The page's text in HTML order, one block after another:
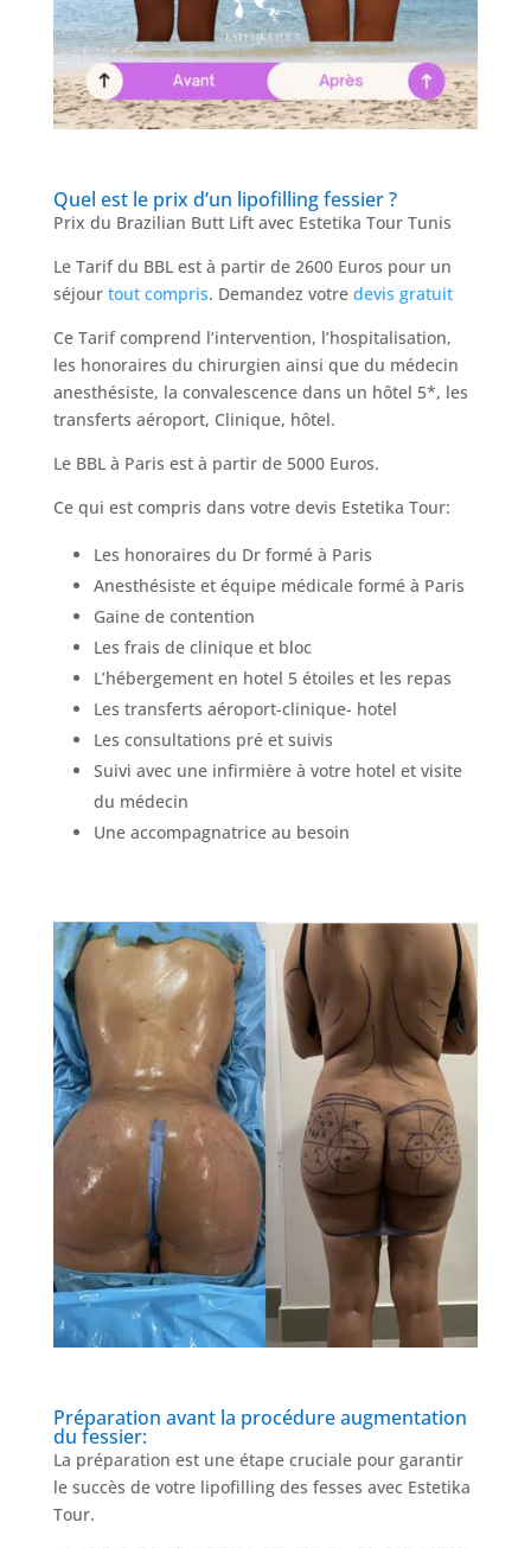
Quel est le prix d’un lipofilling fessier ?
Prix du Brazilian Butt Lift avec Estetika Tour Tunis
Le Tarif du BBL est à partir de 2600 Euros pour un
séjour tout compris. Demandez votre devis gratuit
Ce Tarif comprend l’intervention, l’hospitalisation,
les honoraires du chirurgien ainsi que du médecin
anesthésiste, la convalescence dans un hôtel 5*, les
transferts aéroport, Clinique, hôtel.
Le BBL à Paris est à partir de 5000 Euros.
Ce qui est compris dans votre devis Estetika Tour:
Les honoraires du Dr formé à Paris
Anesthésiste et équipe médicale formé à Paris
Gaine de contention
Les frais de clinique et bloc
L’hébergement en hotel 5 étoiles et les repas
Les transferts aéroport-clinique- hotel
Les consultations pré et suivis
Suivi avec une infirmière à votre hotel et visite
du médecin
Une accompagnatrice au besoin
Préparation avant la procédure augmentation
du fessier:
La préparation est une étape cruciale pour garantir
le succès de votre lipofilling des fesses avec Estetika
Tour.